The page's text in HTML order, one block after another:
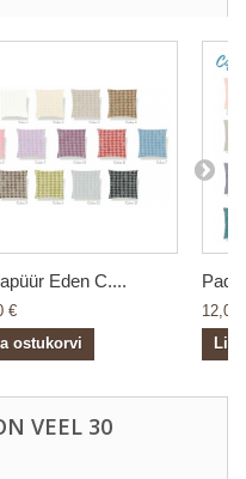
Eden C....
€
ostukorvi
12,00
VEEL 30